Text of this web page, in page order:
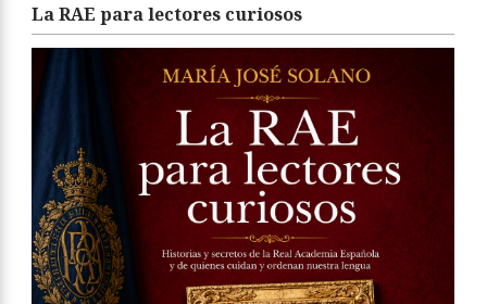
La RAE para lectores curiosos